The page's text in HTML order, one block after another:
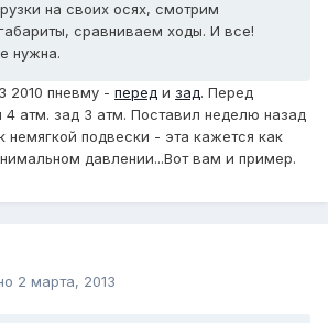
на своих осях, смотрим
сравниваем ходы. И все!
нужна.
2010 пневму - перед и зад. Перед
атм. зад 3 атм. Поставил неделю назад
немягкой подвески - эта кажется как
давлении...Вот вам и пример.
2 марта, 2013